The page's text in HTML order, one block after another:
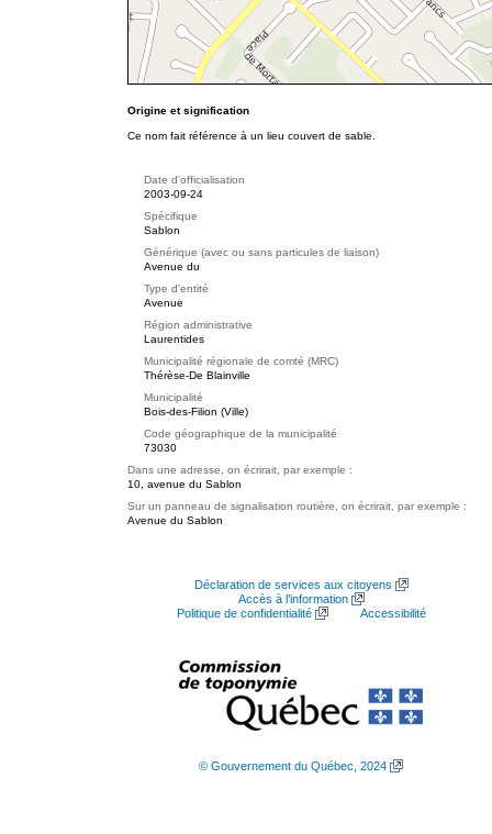
Origine et signification
Ce nom fait référence à un lieu couvert de sable.
Date d'officialisation
2003-09-24
Spécifique
Sablon
Générique (avec ou sans particules de liaison)
Avenue du
Type d'entité
Avenue
Région administrative
Laurentides
Municipalité régionale de comté (MRC)
Thérèse-De Blainville
Municipalité
Bois-des-Filion (Ville)
Code géographique de la municipalité
73030
Dans une adresse, on écrirait, par exemple :
10, avenue du Sablon
Sur un panneau de signalisation routière, on écrirait, par exemple :
Avenue du Sablon
Déclaration de services aux citoyens
Accès à l’information
Politique de confidentialité
Accessibilité
© Gouvernement du Québec, 2024